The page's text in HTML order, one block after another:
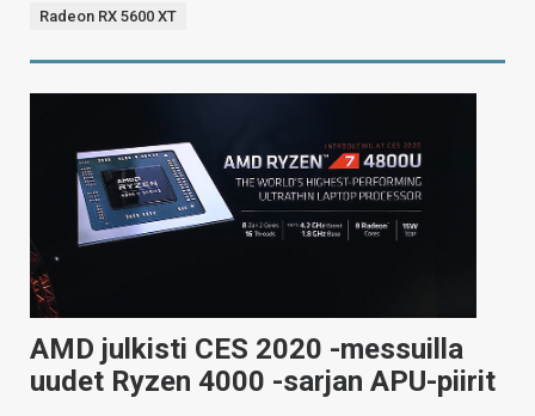
Radeon RX 5600 XT
AMD julkisti CES 2020 -messuilla
uudet Ryzen 4000 -sarjan APU-piirit